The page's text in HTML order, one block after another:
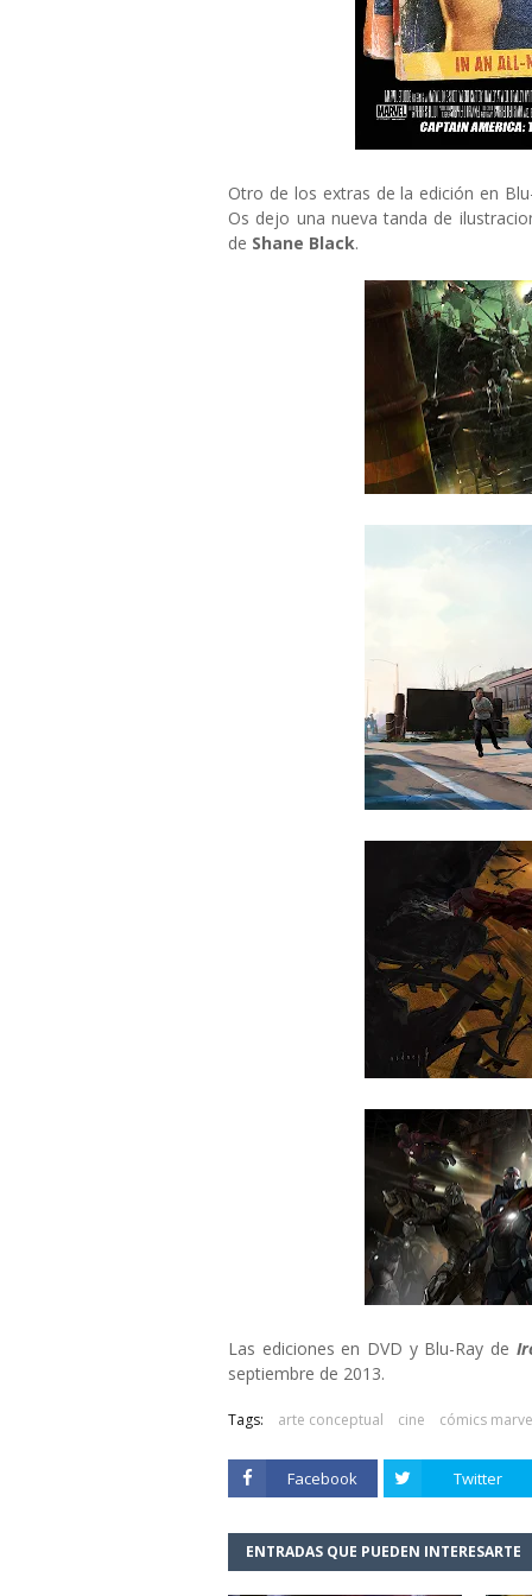
Otro de los extras de la edición en
Os dejo una nueva tanda de
de Shane Black.
Las ediciones en DVD y Blu-Ray de
septiembre de 2013.
Tags: arte conceptual cine cómics
Facebook Twitter
ENTRADAS QUE PUEDEN INTERESARTE